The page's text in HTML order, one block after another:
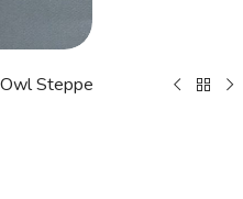
Steppe